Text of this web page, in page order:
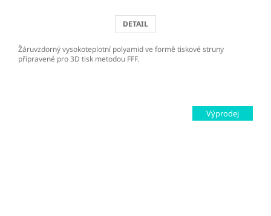
DETAIL
Žáruvzdorný vysokoteplotní polyamid ve formě tiskové struny
připravené pro 3D tisk metodou FFF.
Výprodej